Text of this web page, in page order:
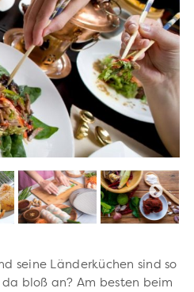
seine Länderküchen sind so
bloß an? Am besten beim